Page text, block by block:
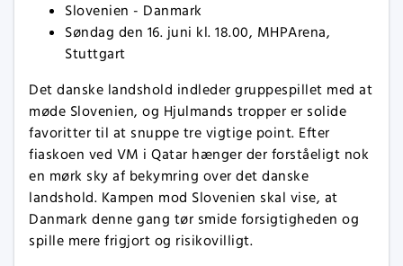
Slovenien - Danmark
Søndag den 16. juni kl. 18.00, MHPArena,
Stuttgart
Det danske landshold indleder gruppespillet med at
møde Slovenien, og Hjulmands tropper er solide
favoritter til at snuppe tre vigtige point. Efter
fiaskoen ved VM i Qatar hænger der forståeligt nok
en mørk sky af bekymring over det danske
landshold. Kampen mod Slovenien skal vise, at
Danmark denne gang tør smide forsigtigheden og
spille mere frigjort og risikovilligt.